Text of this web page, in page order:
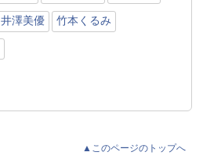
井澤美優 竹本くるみ
▲このページのトップへ